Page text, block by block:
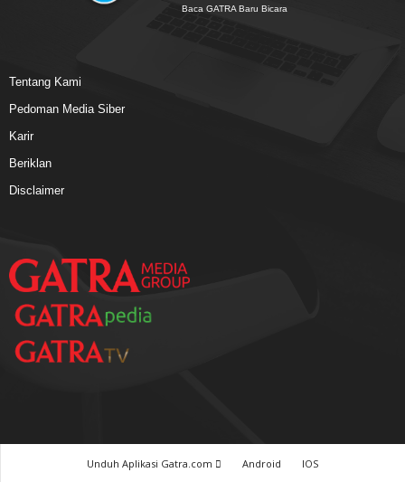
Baca GATRA Baru Bicara
Tentang Kami
Pedoman Media Siber
Karir
Beriklan
Disclaimer
Unduh Aplikasi Gatra.com Android IOS